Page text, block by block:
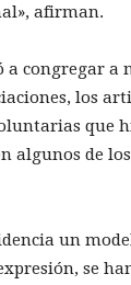
afirman.
congregar a
los
que
de los
un
se